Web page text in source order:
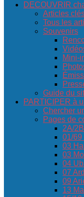
DECOUVRIR
Articles
Tous les
Souvenirs
Mini-
Guide du
PARTICIPER à
Chercher
Pages de
2A/
01/69
03
03
04
07
09
13